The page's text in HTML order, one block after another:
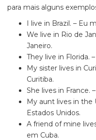
para mais alguns
I live in Brazil. – Eu
We live in Rio de
Janeiro.
They live in Florida.
My sister lives in
Curitiba.
She lives in France.
My aunt lives in the
Estados Unidos.
A friend of mine
em Cuba.